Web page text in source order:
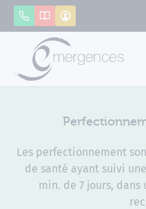
AppelerCatalogue
Les perfectionnement
de santé ayant suivi
min. de 7 jours,
Panneau de gestion des